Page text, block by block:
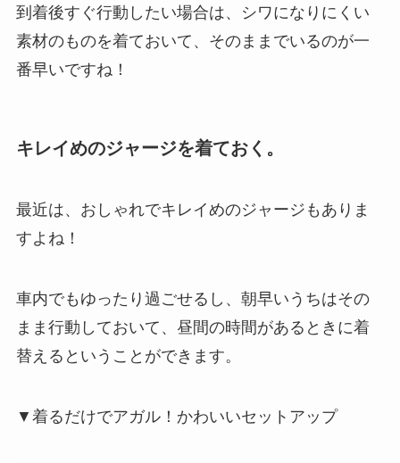
到着後すぐ行動したい場合は、シワになりにくい
素材のものを着ておいて、そのままでいるのが一
番早いですね！
キレイめのジャージを着ておく。
最近は、おしゃれでキレイめのジャージもありま
すよね！
車内でもゆったり過ごせるし、朝早いうちはその
まま行動しておいて、昼間の時間があるときに着
替えるということができます。
▼着るだけでアガル！かわいいセットアップ